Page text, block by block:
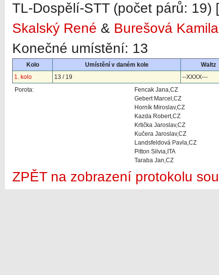
TL-Dospělí-STT (počet párů: 19)
Skalský René & Burešová Kamila
Konečné umístění: 13
Kolo Umístění v daném kole
Waltz
1. kolo
13 / 19
--XXXX---
Porota:
Fencak Jana,CZ
Gebert Marcel,CZ
Horník Miroslav,CZ
Kazda Robert,CZ
Krtička Jaroslav,CZ
Kučera Jaroslav,CZ
Landsfeldová Pavla,CZ
Pitton Silvia,ITA
Taraba Jan,CZ
ZPĚT na zobrazení protokolu